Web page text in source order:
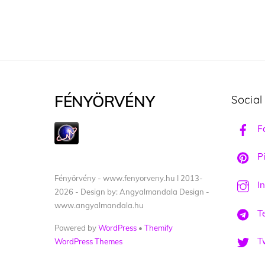
FÉNYÖRVÉNY
Fényörvény - www.fenyorveny.hu I 2013-
2026 - Design by: Angyalmandala Design -
www.angyalmandala.hu
Powered byWordPress • Themify
WordPress Themes
Social